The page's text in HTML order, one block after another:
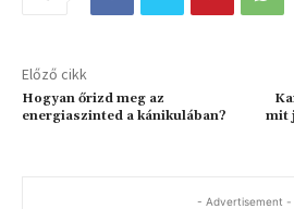
Előző cikk
Hogyan őrizd meg az
energiaszinted a kánikulában?
mit
- Advertisement -